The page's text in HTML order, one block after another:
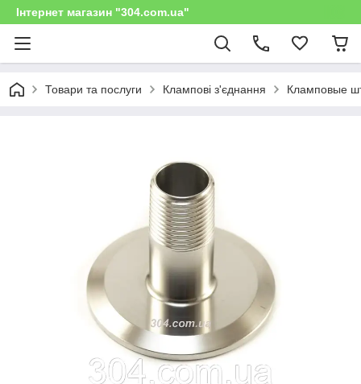
Інтернет магазин "304.com.ua"
Товари та послуги Клампові з'єднання Кламповые